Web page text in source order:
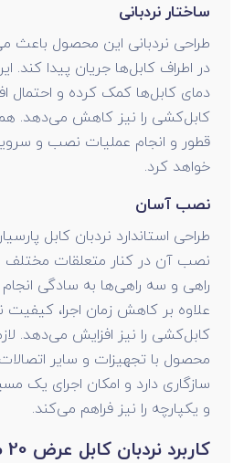
ساختار نردبانی
طراحی نردبانی این محصول باعث
در اطراف کابل‌ها جریان پیدا
دمای کابل‌ها کمک کرده و احتمال
کابل‌کشی را نیز کاهش می‌دهد.
قطور و انجام عملیات نصب و
خواهد کرد.
نصب آسان
طراحی استاندارد نردبان کابل
نصب آن در کنار متعلقات مختلف
راهی و سه راهی‌ها به سادگی
علاوه بر کاهش زمان اجرا،
کابل‌کشی را نیز افزایش می‌دهد.
محصول با تجهیزات و سایر
سازگاری دارد و امکان اجرای یک
و یکپارچه را نیز فراهم می‌کند.